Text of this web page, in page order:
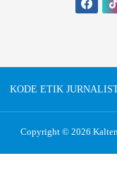
KODE ETIK
Copyright © 2026